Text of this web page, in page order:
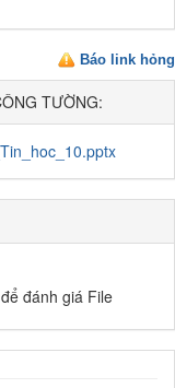
Báo link hỏng
TƯỜNG:
đánh giá File